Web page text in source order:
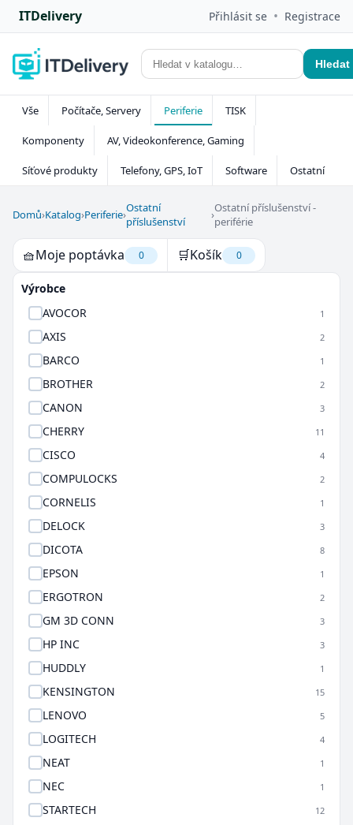
ITDelivery Přihlásit se • Registrace
Hledat
Vše Počítače, Servery Periferie TISK
Komponenty AV, Videokonference, Gaming
Síťové produkty Telefony, GPS, IoT Software Ostatní
Domů›Katalog›Periferie›Ostatní
příslušenství
›Ostatní příslušenství -
periférie
🧺Moje poptávka 0 🛒Košík 0
Výrobce
AVOCOR
1
AXIS 2
BARCO 1
BROTHER 2
CANON 3
CHERRY 11
CISCO 4
COMPULOCKS 2
CORNELIS 1
DELOCK 3
DICOTA 8
EPSON 1
ERGOTRON 2
GM 3D CONN 3
HP INC 3
HUDDLY 1
KENSINGTON 15
LENOVO 5
LOGITECH 4
NEAT 1
NEC 1
STARTECH 12